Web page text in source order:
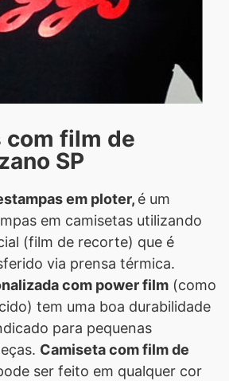
com film de
SP
em ploter, é um
em camisetas utilizando
(film de recorte) que é
via prensa térmica.
com power film (como
tem uma boa durabilidade
para pequenas
Camiseta com film de
ser feito em qualquer cor